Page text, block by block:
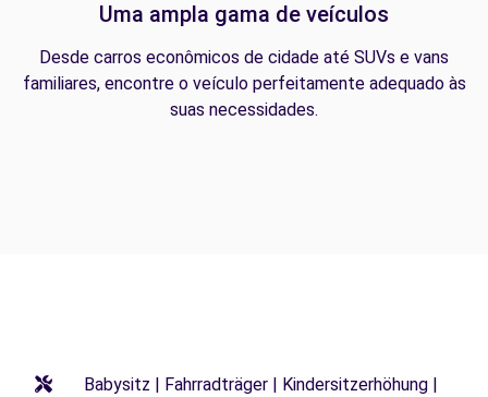
Uma ampla gama de veículos
Desde carros econômicos de cidade até SUVs e vans
familiares, encontre o veículo perfeitamente adequado às
suas necessidades.
Babysitz | Fahrradträger | Kindersitzerhöhung |